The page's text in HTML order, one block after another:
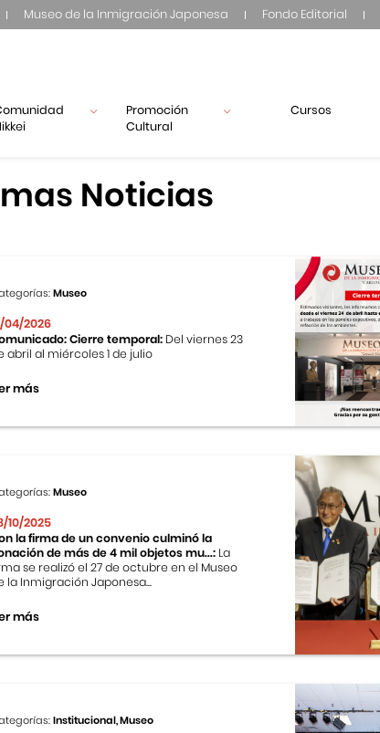
Museo de la Inmigración Japonesa Fondo Editorial
Promoción
Cultural
Cursos
Noticias
Museo
04/2026
Cierre temporal: Del viernes 23
abril al miércoles 1 de julio
más
Museo
10/2025
la firma de un convenio culminó la
de más de 4 mil objetos mu...: La
se realizó el 27 de octubre en el Museo
la Inmigración Japonesa...
más
Institucional, Museo